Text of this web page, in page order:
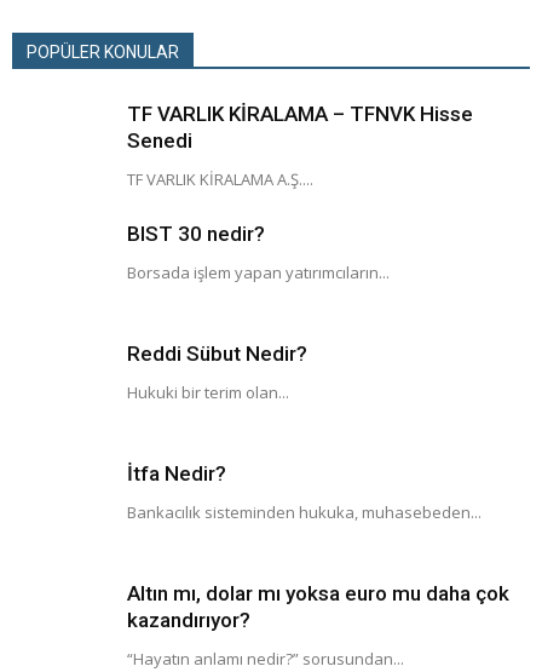
POPÜLER KONULAR
TF VARLIK KİRALAMA – TFNVK Hisse
Senedi
TF VARLIK KİRALAMA A.Ş....
BIST 30 nedir?
Borsada işlem yapan yatırımcıların...
Reddi Sübut Nedir?
Hukuki bir terim olan...
İtfa Nedir?
Bankacılık sisteminden hukuka, muhasebeden...
Altın mı, dolar mı yoksa euro mu daha çok
kazandırıyor?
“Hayatın anlamı nedir?” sorusundan...